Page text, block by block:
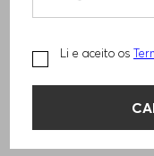
Li e aceito os
TAMANHO -P - S
Qual o seu Tamanho?